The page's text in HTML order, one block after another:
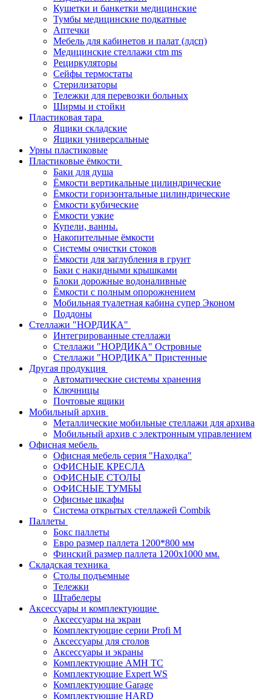
Кушетки и банкетки медицинские
Тумбы медицинские подкатные
Аптечки
Мебель для кабинетов и палат (лдсп)
Медицинские стеллажи ctm ms
Рециркуляторы
Сейфы термостаты
Стерилизаторы
Тележки для перевозки больных
Ширмы и стойки
Пластиковая тара
Ящики складские
Ящики универсальные
Урны пластиковые
Пластиковые ёмкости
Баки для душа
Ёмкости вертикальные цилиндрические
Ёмкости горизонтальные цилиндрические
Ёмкости кубические
Ёмкости узкие
Купели, ванны.
Накопительные ёмкости
Системы очистки стоков
Ёмкости для заглубления в грунт
Баки с накидными крышками
Блоки дорожные водоналивные
Ёмкости с полным опорожнением
Мобильная туалетная кабина супер Эконом
Поддоны
Стеллажи "НОРДИКА"
Интегрированные стеллажи
Стеллажи "НОРДИКА" Островные
Стеллажи "НОРДИКА" Пристенные
Другая продукция
Автоматические системы хранения
Ключницы
Почтовые ящики
Мобильный архив
Металлические мобильные стеллажи для архива
Мобильный архив с электронным управлением
Офисная мебель
Офисная мебель серия "Находка"
ОФИСНЫЕ КРЕСЛА
ОФИСНЫЕ СТОЛЫ
ОФИСНЫЕ ТУМБЫ
Офисные шкафы
Система открытых стеллажей Combik
Паллеты
Бокс паллеты
Евро размер паллета 1200*800 мм
Финский размер паллета 1200х1000 мм.
Складская техника
Столы подъемные
Тележки
Штабелеры
Аксессуары и комплектующие
Аксессуары на экран
Комплектующие серии Profi M
Аксессуары для столов
Аксессуары и экраны
Комплектующие AMH TC
Комплектующие Expert WS
Комплектующие Garage
Комплектующие HARD